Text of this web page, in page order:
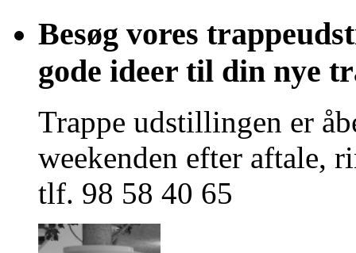
Besøg vores
gode ideer til din nye
Trappe udstillingen er
weekenden efter aftale,
tlf. 98 58 40 65